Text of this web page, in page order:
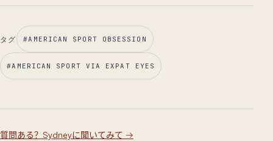
タグ #AMERICAN SPORT OBSESSION
#AMERICAN SPORT VIA EXPAT EYES
質問ある？Sydneyに聞いてみて →